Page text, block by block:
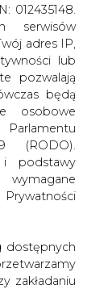
012435148.
serwisów
adres IP,
lub
pozwalają
będą
osobowe
(RODO).
podstawy
wymagane
dostępnych
zakładaniu